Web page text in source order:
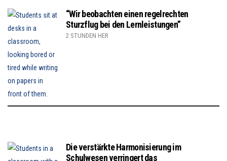
“Wir beobachten einen regelrechten
Sturzflug bei den Lernleistungen”
2 STUNDEN HER
Die verstärkte Harmonisierung im
Schulwesen verringert das